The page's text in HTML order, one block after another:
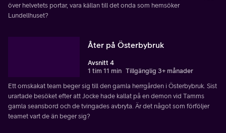
över helvetets portar, vara källan till det onda som hemsöker
Lundellhuset?
Åter på Österbybruk
Avsnitt 4
1 tim 11 min Tillgänglig 3+ månader
Ett omskakat team beger sig till den gamla herrgården i Österbybruk. Sist
urartade besöket efter att Jocke hade kallat på en demon vid Tamms
gamla seansbord och de tvingades avbryta. Är det något som förföljer
teamet vart de än beger sig?